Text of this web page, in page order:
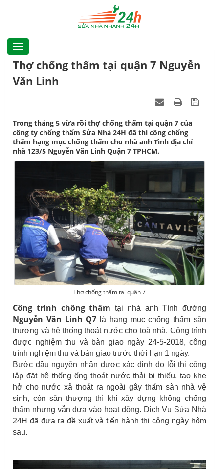
Thợ chống thấm tại quận 7 Nguyễn
Văn Linh
Trong tháng 5 vừa rồi thợ chống thấm tại quận 7 của
công ty chống thấm Sửa Nhà 24H đã thi công chống
thấm hạng mục chống thấm cho nhà anh Tình địa chỉ
nhà 123/5 Nguyễn Văn Linh Quận 7 TPHCM.
Thợ chống thấm tai quận 7
Công trình chống thấm tại nhà anh Tình đường
Nguyễn Văn Linh Q7 là hạng mục chống thấm sân
thượng và hệ thống thoát nước cho toà nhà. Công trình
được nghiệm thu và bàn giao ngày 24-5-2018, công
trình nghiệm thu và bàn giao trước thời hạn 1 ngày.
Bước đầu nguyên nhân được xác định do lỗi thi công
lắp đặt hệ thống ống thoát nước thải bị thiếu, tạo khe
hở cho nước xả thoát ra ngoài gây thấm sàn nhà vệ
sinh, còn sân thượng thì khi xây dựng không chống
thấm nhưng vẫn đưa vào hoạt động. Dịch Vụ Sửa Nhà
24H đã đưa ra đề xuất và tiến hành thi công ngày hôm
sau.